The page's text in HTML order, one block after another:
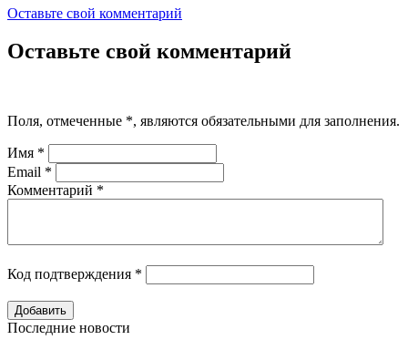
Оставьте свой комментарий
Оставьте свой комментарий
Поля, отмеченные *, являются обязательными для заполнения.
Имя *
Email *
Комментарий *
Код подтверждения *
Последние новости